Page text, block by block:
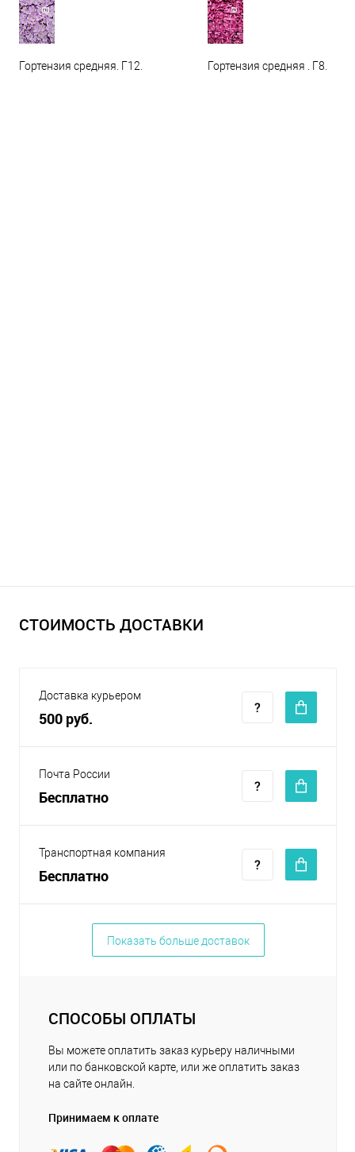
Гортензия средняя. Г12. Гортензия средняя . Г8.
СТОИМОСТЬ ДОСТАВКИ
Доставка курьером
500 руб.
Почта России
Бесплатно
Транспортная компания
Бесплатно
Показать больше доставок
СПОСОБЫ ОПЛАТЫ
Вы можете оплатить заказ курьеру наличными
или по банковской карте, или же оплатить заказ
на сайте онлайн.
Принимаем к оплате